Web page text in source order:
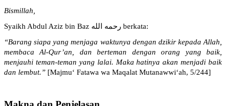
Bismillah,
Syaikh Abdul Aziz bin Baz رحمه الله berkata:
“Barangsiapa yangmenjaga waktunya dengan dzikir kepada Allah,
membaca Al-Qur’an, danberteman dengan orang yangbaik
menjauhi teman-teman yang lalai. Makahatinya akan menjadi baik
dan lembut.” [Majmu‘ Fatawa wa Maqalat Mutanawwi‘ah, 5/244]